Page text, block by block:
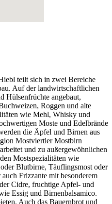
teilt sich in zwei Bereiche
Auf der landwirtschaftlichen
Hülsenfrüchte angebaut,
Roggen und alte
wie Mehl, Whisky und
Moste und Edelbrände
die Äpfel und Birnen aus
Mostviertler Mostbirn
und zu außergewöhnlichen
Mostspezialitäten wie
Blutbirne, Täuflingsmost oder
Frizzante mit besonderem
Cidre, fruchtige Apfel- und
Essig und Birnenbalsamico.
Auch das Bauernbrot und